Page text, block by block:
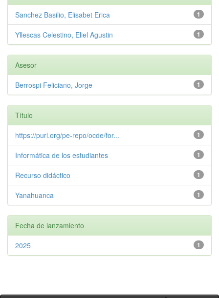
1
Sanchez Basilio, Elisabet Erica
1
Yllescas Celestino, Eliel Agustin
Asesor
1
Berrospi Feliciano, Jorge
Título
1
https://purl.org/pe-repo/ocde/for...
1
Informática de los estudiantes
1
Recurso didáctico
1
Yanahuanca
Fecha de lanzamiento
1
2025